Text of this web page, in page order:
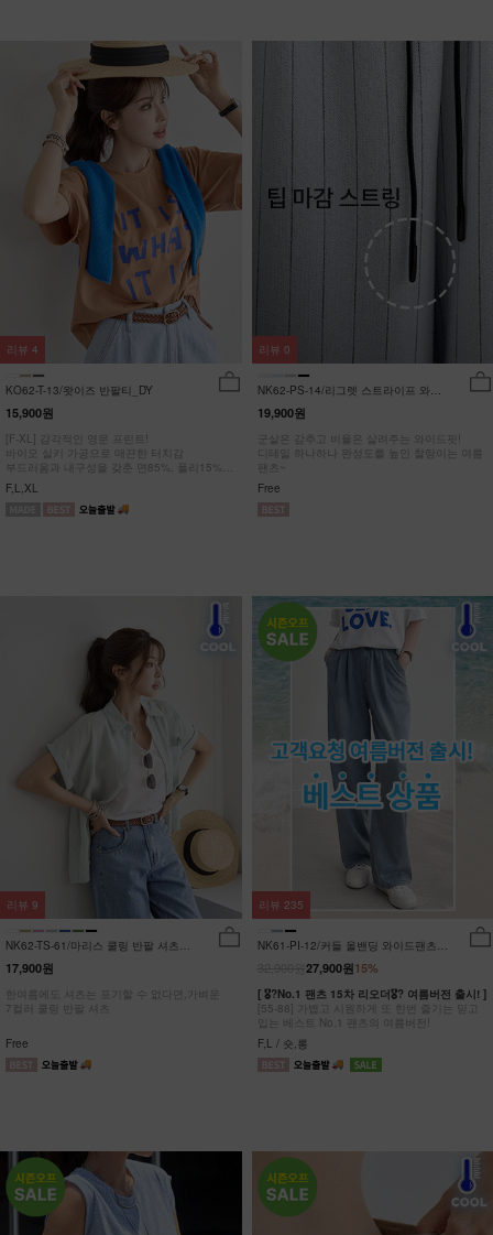
KO62-T-13/왓이즈 반팔티_DY
15,900원
[F-XL] 감각적인 영문 프린트!
바이오 실키 가공으로 매끈한 터치감
부드러움과 내구성을 갖춘 면85%, 폴리15%
#NAK MADE.
F,L,XL
리뷰 4
NK62-PS-14/리그렛 스트라이프 와이
드팬츠_YN
19,900원
군살은 감추고 비율은 살려주는 와이드핏!
디테일 하나하나 완성도를 높인 찰랑이는 여름
팬츠~
Free
리뷰 0
NK62-TS-61/마리스 쿨링 반팔 셔츠
_HR
17,900원
한여름에도 셔츠는 포기할 수 없다면,가벼운
7컬러 쿨링 반팔 셔츠
Free
리뷰 9
NK61-PI-12/커들 올밴딩 와이드팬츠
15%
27,900원
[ 🎖?No.1 팬츠 15차 리오더🎖? 여름버전 출시! ]
[55-88] 가볍고 시원하게 또 한번 즐기는 믿고
입는 베스트 No.1 팬츠의 여름버전!
F,L / 숏,롱
리뷰 235